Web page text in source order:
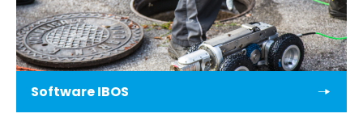
Software IBOS